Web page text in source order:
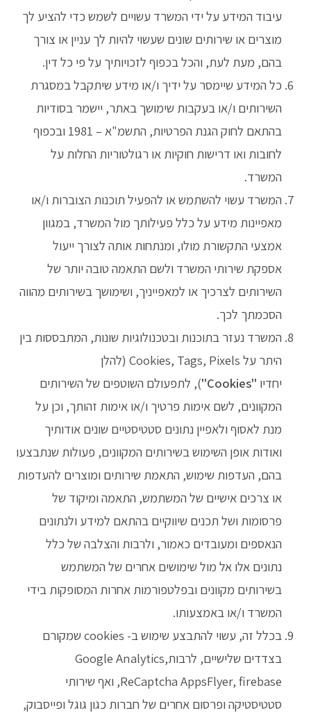
עיבוד המידע על ידי המשרד עשויים לשמש כדי להציע לך
מוצרים או שירותים שונים שעשוי להיות לך עניין או צורך
בהם, מעת לעת, והכל בכפוף לזכויותיך על פי כל דין.
כל המידע שיימסר על ידיך ו/או מידע שיתקבל במסגרת
השירותים ו/או בעקבות שימושך באתר, יישמר בסודיות
בהתאם לחוק הגנת הפרטיות, התשמ"א – 1981 ובכפוף
לחובות ואו דרישות חוקיות או רגולטוריות החלות על
המשרד.
המשרד עשוי להשתמש או להפעיל תוכנות הצוברות ו/או
מאפיינות מידע על כלל פעילותך מול המשרד, במגוון
אמצעי התקשורת מולו, ומנתחות אותה לצורך ייעול
אספקת שירותי המשרד ולשם התאמה טובה יותר של
השירותים לצרכיך או למאפייניך, ושימושך בשירותים מהווה
הסכמתך לכך.
המשרד נעזר בתוכנות ובטכנולוגיות שונות, המתבססות בין
היתר על Cookies, Tags, Pixels (להלן
יחדיו "Cookies"
), לתפעולם השוטפים של השירותים
המקוונים, לשם אימות פרטיך ו/או אימות זהותך, וכן על
מנת לאסוף ולאפיין נתונים סטטיסטיים שונים אודותיך
ואודות אופן השימוש בשירותים המקוונים, פעולות שנתבצעו
בהם, העדפות שימוש, התאמת שירותים ומוצרים להעדפות
או צרכים אישיים של המשתמש, התאמה ומיקוד של
פרסומות ושל תכנים שיווקיים בהתאם למידע ולנתונים
הנאספים ומעובדים כאמור, ולרבות והצלבה של כלל
נתונים אלו אל מול שימושים אחרים של המשתמש
בשירותים מקוונים ובפלטפורמות אחרות המסופקות בידי
המשרד ו/או באמצעותו.
בכלל זה, עשוי להתבצע שימוש ב- cookies שמקורם
בצדדים שלישיים, לרבותGoogle Analytics,
ReCaptcha AppsFlyer, firebase, ואף שירותי
סטטיסטיקה ופרסום אחרים של חברות כגון גוגל ופייסבוק,